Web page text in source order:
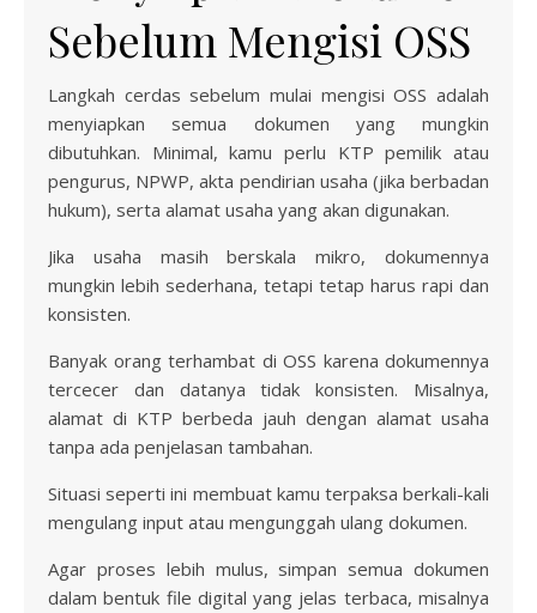
Sebelum Mengisi OSS
Langkah cerdas sebelum mulai mengisi OSS adalah
menyiapkan semua dokumen yang mungkin
dibutuhkan. Minimal, kamu perlu KTP pemilik atau
pengurus, NPWP, akta pendirian usaha (jika berbadan
hukum), serta alamat usaha yang akan digunakan.
Jika usaha masih berskala mikro, dokumennya
mungkin lebih sederhana, tetapi tetap harus rapi dan
konsisten.
Banyak orang terhambat di OSS karena dokumennya
tercecer dan datanya tidak konsisten. Misalnya,
alamat di KTP berbeda jauh dengan alamat usaha
tanpa ada penjelasan tambahan.
Situasi seperti ini membuat kamu terpaksa berkali-kali
mengulang input atau mengunggah ulang dokumen.
Agar proses lebih mulus, simpan semua dokumen
dalam bentuk file digital yang jelas terbaca, misalnya